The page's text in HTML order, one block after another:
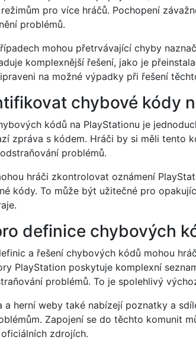
pro více hráčů. Pochopení
problémů.
mohou přetrvávající chyby
komplexnější řešení, jako je
na možné výpadky při řešení
chybové kódy
kódů na PlayStationu je
zpráva s kódem. Hráči by si měli tento
problémů.
hráči zkontrolovat oznámení
kódy. To může být užitečné pro
definice chybových
a řešení chybových kódů mohou
PlayStation poskytuje komplexní
problémů. To je spolehlivý
a herní weby také nabízejí poznatky a
Zapojení se do těchto komunit
zdrojích.